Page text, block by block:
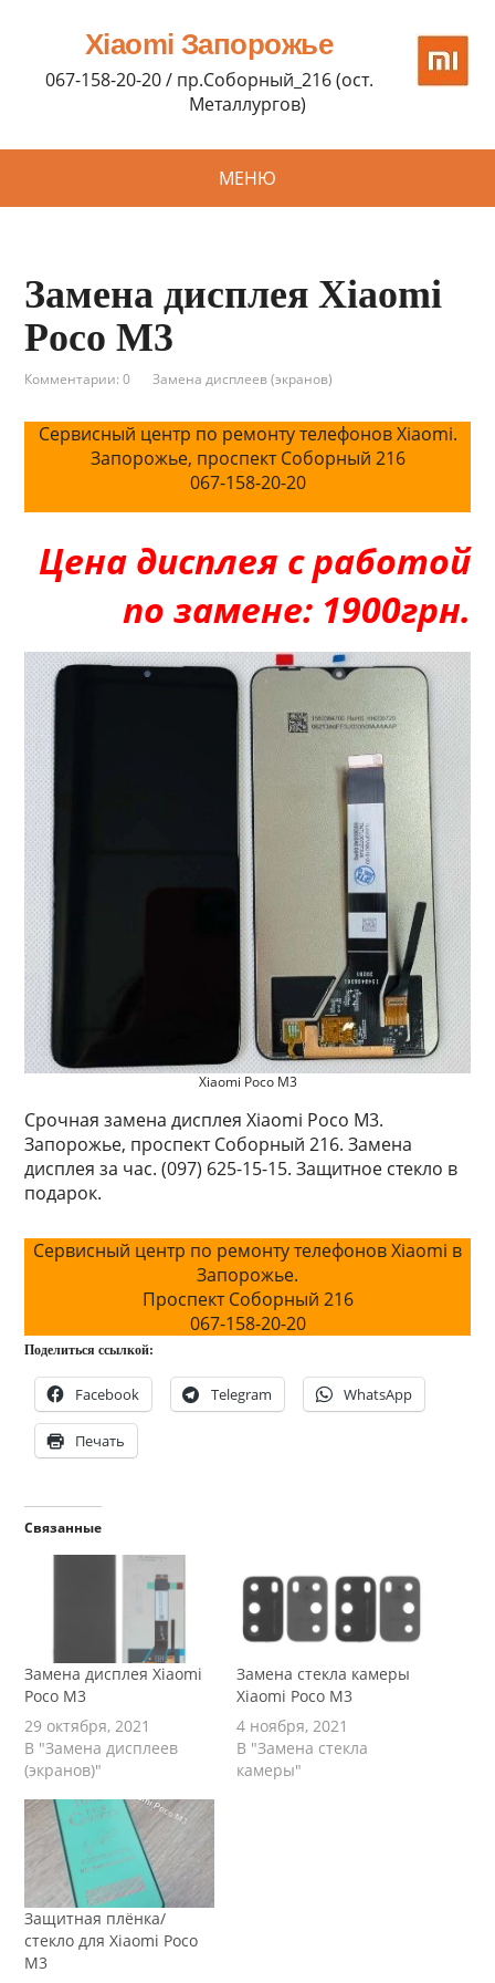
Xiaomi Запорожье
067-158-20-20 / пр.Соборный_216 (ост.
Металлургов)
МЕНЮ
Замена дисплея Xiaomi
Poco M3
Комментарии: 0 Замена дисплеев (экранов)
Сервисный центр по ремонту телефонов Xiaomi.
Запорожье, проспект Соборный 216
067-158-20-20
Цена дисплея с работой
по замене: 1900грн.
Xiaomi Poco M3
Срочная замена дисплея Xiaomi Poco M3.
Запорожье, проспект Соборный 216. Замена
дисплея за час. (097) 625-15-15. Защитное стекло в
подарок.
Сервисный центр по ремонту телефонов Xiaomi в
Запорожье.
Проспект Соборный 216
067-158-20-20
Поделиться ссылкой:
Facebook Telegram WhatsApp
Печать
Связанные
Замена дисплея Xiaomi
Poco M3
29 октября, 2021
В "Замена дисплеев
(экранов)"
Замена стекла камеры
Xiaomi Poco M3
4 ноября, 2021
В "Замена стекла
камеры"
Защитная плёнка/
стекло для Xiaomi Poco
M3